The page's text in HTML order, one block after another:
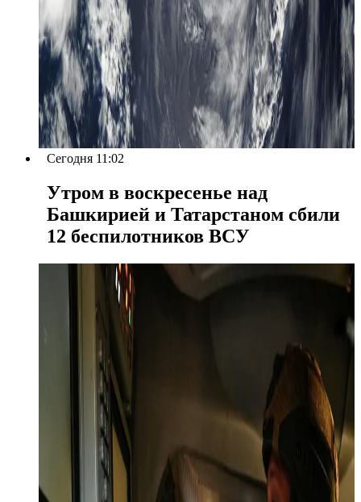
Сегодня 11:02
Утром в воскресенье над
Башкирией и Татарстаном сбили
12 беспилотников ВСУ